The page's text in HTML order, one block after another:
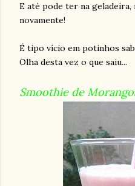
E até pode ter na geladeira,
novamente!
É tipo vício em potinhos
Olha desta vez o que saiu...
Smoothie de